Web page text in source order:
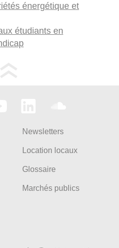
énergétique et
étudiants en
Newsletters
Location locaux
Glossaire
Marchés publics